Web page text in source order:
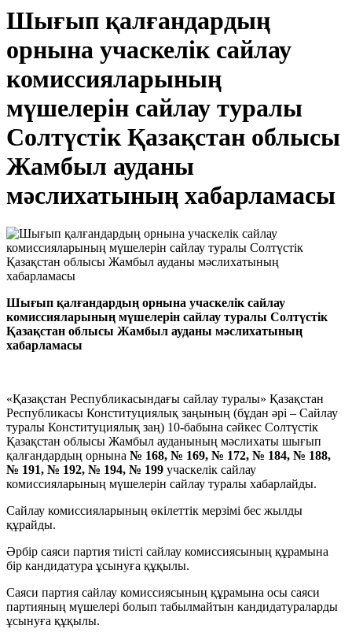
Шығып қалғандардың
орнына учаскелік сайлау
комиссияларының
мүшелерін сайлау туралы
Солтүстік Қазақстан облысы
Жамбыл ауданы
мәслихатының хабарламасы
Шығып қалғандардың орнына учаскелік сайлау
комиссияларының мүшелерін сайлау туралы Солтүстік
Қазақстан облысы Жамбыл ауданы мәслихатының
хабарламасы
«Қазақстан Республикасындағы сайлау туралы» Қазақстан
Республикасы Конституциялық заңының (бұдан әрі – Сайлау
туралы Конституциялық заң) 10-бабына сәйкес Солтүстік
Қазақстан облысы Жамбыл ауданының мәслихаты шығып
қалғандардың орнына № 168, № 169, № 172, № 184, № 188,
№ 191, № 192, № 194, № 199 учаскелік сайлау
комиссияларының мүшелерін сайлау туралы хабарлайды.
Сайлау комиссияларының өкілеттік мерзімі бес жылды
құрайды.
Әрбір саяси партия тиісті сайлау комиссиясының құрамына
бір кандидатура ұсынуға құқылы.
Саяси партия сайлау комиссиясының құрамына осы саяси
партияның мүшелері болып табылмайтын кандидатураларды
ұсынуға құқылы.